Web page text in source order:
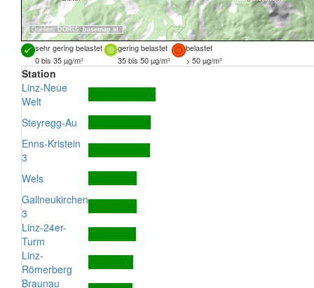
Quellen: DORIS, basemap.at
sehr gering belastet gering belastet
belastet
0 bis 35 µg/m³
35 bis 50 µg/m³ > 50 µg/m³
Station
Linz-Neue
Welt
Steyregg-Au
Enns-Kristein
3
Wels
Gallneukirchen
3
Linz-24er-
Turm
Linz-
Römerberg
Braunau